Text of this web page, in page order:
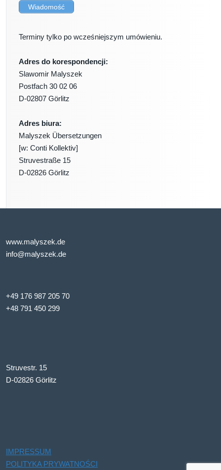
Wiadomość
Terminy tylko po wcześniejszym umówieniu.
Adres do korespondencji:
Slawomir Malyszek
Postfach 30 02 06
D-02807 Görlitz
Adres biura:
Malyszek Übersetzungen
[w: Conti Kollektiv]
Struvestraße 15
D-02826 Görlitz
www.malyszek.de
info@malyszek.de
+49 176 987 205 70
+48 791 450 299
Struvestr. 15
D-02826 Görlitz
IMPRESSUM
POLITYKA PRYWATNOŚCI